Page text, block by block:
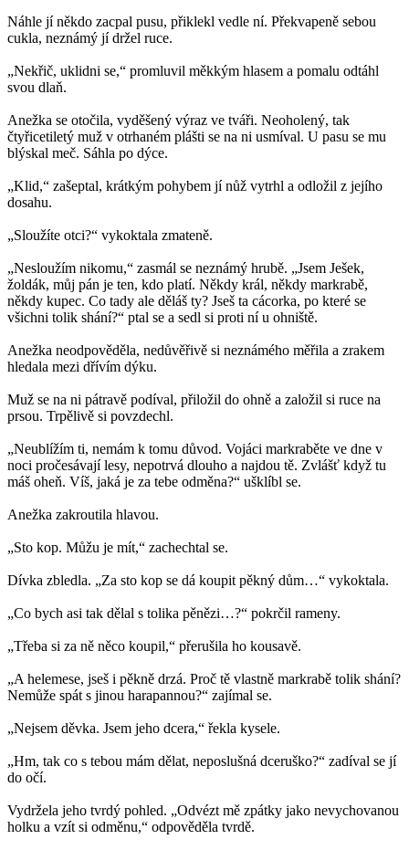
Náhle jí někdo zacpal pusu, přiklekl vedle ní. Překvapeně sebou
cukla, neznámý jí držel ruce.
„Nekřič, uklidni se,“ promluvil měkkým hlasem a pomalu odtáhl
svou dlaň.
Anežka se otočila, vyděšený výraz ve tváři. Neoholený, tak
čtyřicetiletý muž v otrhaném plášti se na ni usmíval. U pasu se mu
blýskal meč. Sáhla po dýce.
„Klid,“ zašeptal, krátkým pohybem jí nůž vytrhl a odložil z jejího
dosahu.
„Sloužíte otci?“ vykoktala zmateně.
„Nesloužím nikomu,“ zasmál se neznámý hrubě. „Jsem Ješek,
žoldák, můj pán je ten, kdo platí. Někdy král, někdy markrabě,
někdy kupec. Co tady ale děláš ty? Jseš ta cácorka, po které se
všichni tolik shání?“ ptal se a sedl si proti ní u ohniště.
Anežka neodpověděla, nedůvěřivě si neznámého měřila a zrakem
hledala mezi dřívím dýku.
Muž se na ni pátravě podíval, přiložil do ohně a založil si ruce na
prsou. Trpělivě si povzdechl.
„Neublížím ti, nemám k tomu důvod. Vojáci markraběte ve dne v
noci pročesávají lesy, nepotrvá dlouho a najdou tě. Zvlášť když tu
máš oheň. Víš, jaká je za tebe odměna?“ ušklíbl se.
Anežka zakroutila hlavou.
„Sto kop. Můžu je mít,“ zachechtal se.
Dívka zbledla. „Za sto kop se dá koupit pěkný dům…“ vykoktala.
„Co bych asi tak dělal s tolika pěnězi…?“ pokrčil rameny.
„Třeba si za ně něco koupil,“ přerušila ho kousavě.
„A helemese, jseš i pěkně drzá. Proč tě vlastně markrabě tolik shání?
Nemůže spát s jinou harapannou?“ zajímal se.
„Nejsem děvka. Jsem jeho dcera,“ řekla kysele.
„Hm, tak co s tebou mám dělat, neposlušná dceruško?“ zadíval se jí
do očí.
Vydržela jeho tvrdý pohled. „Odvézt mě zpátky jako nevychovanou
holku a vzít si odměnu,“ odpověděla tvrdě.